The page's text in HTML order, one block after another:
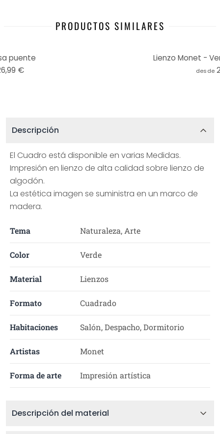
PRODUCTOS SIMILARES
puente
€
Lienzo Monet -
desde
Descripción
El Cuadro está disponible en varias Medidas.
Impresión en lienzo de alta calidad sobre lienzo de
algodón.
La estética imagen se suministra en un marco de
madera.
Tema Naturaleza, Arte
Color Verde
Material Lienzos
Formato Cuadrado
Habitaciones Salón, Despacho, Dormitorio
Artistas Monet
Forma de arte Impresión artística
Descripción del material